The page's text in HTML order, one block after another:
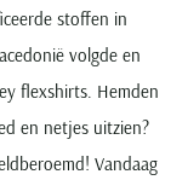
stoffen in
volgde en
flexshirts. Hemden
en netjes uitzien?
Vandaag